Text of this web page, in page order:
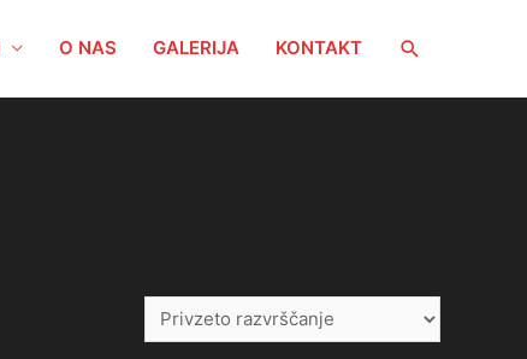
O NAS GALERIJA KONTAKT Search